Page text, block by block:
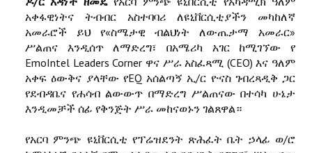
አቀፋዊነትና ትብብር አስተባባሪ ለዩኒቨርሲቲያችን መካከለኛ
አመራሮች ይህ የ«ስሜታዊ ብልህነት ለውጤታማ አመራር»
ሥልጠና እንዲሰጥ ለማድረግ፣ በአሜሪካ አገር ከሚገኘው የ
EmoIntel Leaders Corner ዋና ሥራ አስፈጻሚ (CEO) እና ዓለም
አቀፍ ዕውቅና ያላቸው የEQ አሰልጣኝ ኢ/ር ዮናስ ገብረጻዲቅ ጋር
የደብዳቤና የሐሳብ ልውውጥ በማድረግ ሥልጠናው በተሳካ ሁኔታ
እንዲመቻች ሰፊ የቅንጅት ሥራ መከናወኑን ገልጸዋል።
የአርባ ምንጭ ዩኒቨርሲቲ የፕሬዝደንት ጽሕፈት ቤት ኃላፊ ወ/ሮ